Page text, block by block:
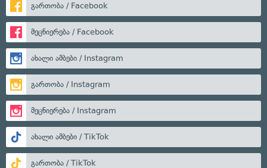
გართობა / Facebook
მეცნიერება / Facebook
ახალი ამბები / Instagram
გართობა / Instagram
მეცნიერება / Instagram
ახალი ამბები / TikTok
გართობა / TikTok